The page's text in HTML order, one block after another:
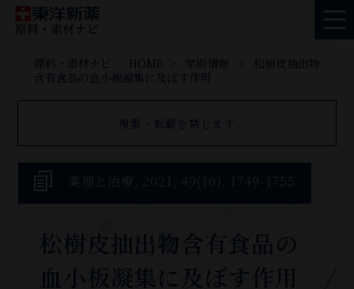
原料・素材ナビ ： HOME 学術情報
松樹皮抽出物
含有食品の血小板凝集に及ぼす作用
複製・転載を禁じます
薬理と治療, 2021, 49(10), 1749-1755